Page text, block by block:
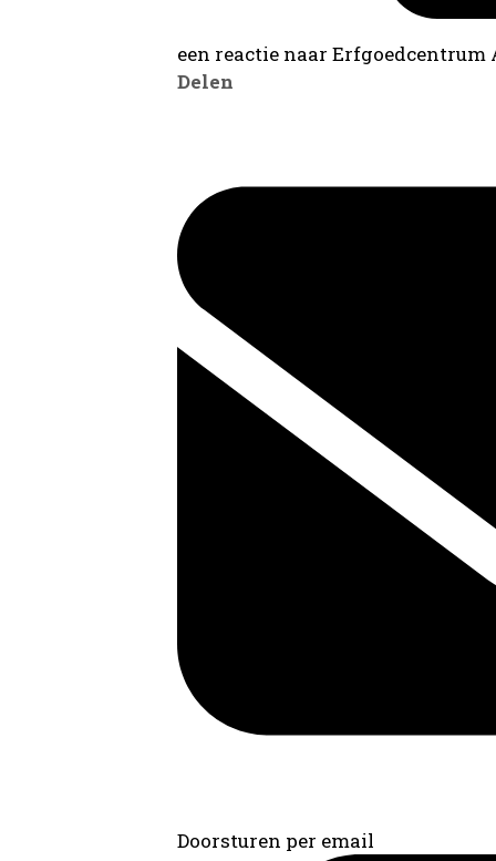
een reactie naar
Delen
Doorsturen per email